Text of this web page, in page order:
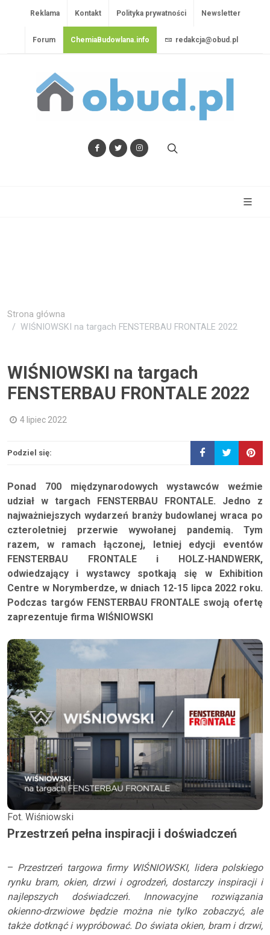
Reklama Kontakt Polityka prywatności Newsletter
Forum ChemiaBudowlana.info redakcja@obud.pl
Strona główna
WIŚNIOWSKI na targach FENSTERBAU FRONTALE 2022
WIŚNIOWSKI na targach
FENSTERBAU FRONTALE 2022
4 lipiec 2022
Podziel się:
Ponad 700 międzynarodowych wystawców weźmie
udział w targach FENSTERBAU FRONTALE. Jedno z
najważniejszych wydarzeń branży budowlanej wraca po
czteroletniej przerwie wywołanej pandemią. Tym
razem, w ramach łączonej, letniej edycji eventów
FENSTERBAU FRONTALE i HOLZ-HANDWERK,
odwiedzający i wystawcy spotkają się w Exhibition
Centre w Norymberdze, w dniach 12-15 lipca 2022 roku.
Podczas targów FENSTERBAU FRONTALE swoją ofertę
zaprezentuje firma WIŚNIOWSKI
Fot. Wiśniowski
Przestrzeń pełna inspiracji i doświadczeń
– Przestrzeń targowa firmy WIŚNIOWSKI, lidera polskiego
rynku bram, okien, drzwi i ogrodzeń, dostarczy inspiracji i
najlepszych doświadczeń. Innowacyjne rozwiązania
okienno-drzwiowe będzie można nie tylko zobaczyć, ale
także dotknąć i wypróbować. Do świata okien, bram i drzwi,